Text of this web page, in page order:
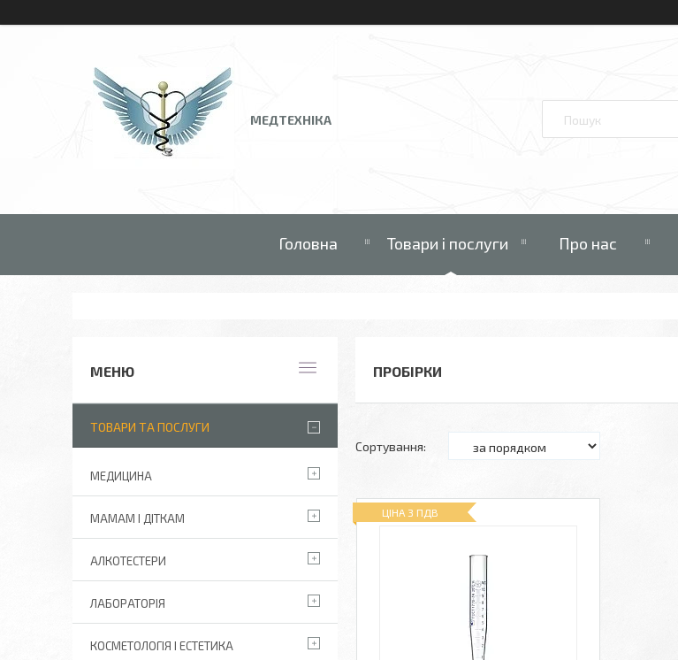
МЕДТЕХНІКА
Головна Товари і послуги Про нас
ПРОБІРКИ
ЦІНА З ПДВ
ТОВАРИ ТА ПОСЛУГИ
МЕДИЦИНА
МАМАМ І ДІТКАМ
АЛКОТЕСТЕРИ
ЛАБОРАТОРІЯ
КОСМЕТОЛОГІЯ І ЕСТЕТИКА